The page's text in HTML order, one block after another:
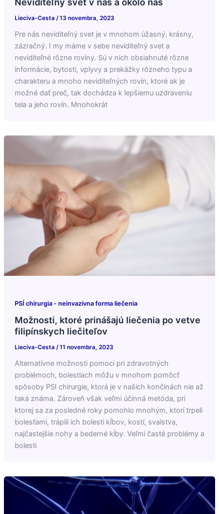
Neviditeľný svet v nás a okolo nás
Lieciva-Cesta /13 novembra, 2023
Pre nás neviditeľný svet je v mnohom úžasný, krásny,
zázračný. I my máme v sebe neviditeľný svet a
neviditeľné rôzne roviny. Sú v nich obsiahnuté rôzne
informácie, bytosti, vplyvy a prekážky rôzneho typu a
charakteru a mnoho neviditeľných rovín, ktoré ak je
možné dať preč, tak dochádza k lepšiemu uzdraveniu
tela a jeho rovín. Mnohokrát
PSÍ chirurgia - neinvazívna forma liečenia
Možnosti, ktoré prinášajú liečenia po vetve
filipínskych liečiteľov
Lieciva-Cesta /11 novembra, 2023
Alternatívne možnosti pomoci pri zdravotných
problémoch, bolestiach môžu v mnohom pomôcť
spôsoby PSI chirurgie, ktorá je v našich končinách nie až
taká známa. Zároveň však veľmi účinná metóda, pri
ktorej sa za posledné roky pomohlo mnohým, ktorí trpeli
bolesťami, trápili ich bolesti kĺbov, kostí, svalstva,
najčastejšie nohy a bederné kĺby. Veľmi časté problémy a
bolesti